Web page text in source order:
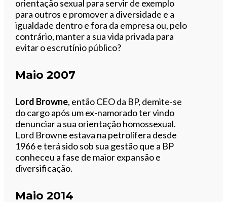
orientação sexual para servir de exemplo
para outros e promover a diversidade e a
igualdade dentro e fora da empresa ou, pelo
contrário, manter a sua vida privada para
evitar o escrutínio público?
Maio 2007
Lord Browne, então CEO da BP, demite-se
do cargo após um ex-namorado ter vindo
denunciar a sua orientação homossexual.
Lord Browne estava na petrolífera desde
1966 e terá sido sob sua gestão que a BP
conheceu a fase de maior expansão e
diversificação.
Maio 2014